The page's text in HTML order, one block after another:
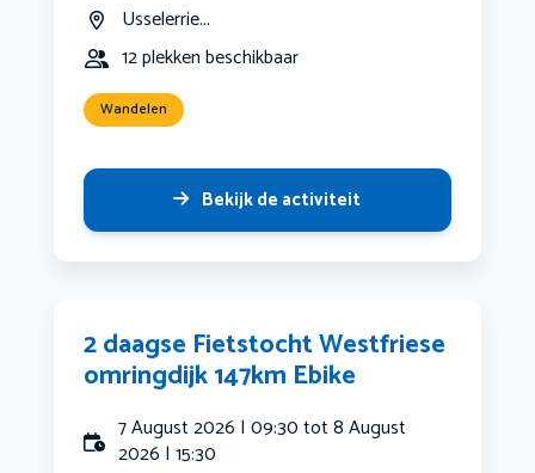
Usselerrie...
12 plekken beschikbaar
Wandelen
Bekijk de activiteit
2 daagse Fietstocht Westfriese
omringdijk 147km Ebike
7 August 2026 | 09:30 tot 8 August
2026 | 15:30